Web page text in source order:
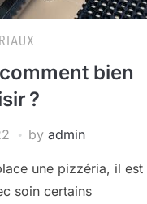
bien
?
byadmin
une pizzéria, il est
soin certains